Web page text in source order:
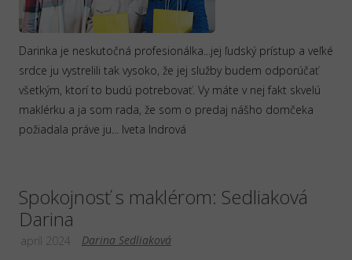
Darinka je neskutočná profesionálka...jej ľudský prístup a veľké
srdce ju vystrelili tak vysoko, že jej služby budem odporúčať
všetkým, ktorí to budú potrebovať. Vy máte v nej fakt skvelú
maklérku a ja som rada, že som o predaj nášho domčeka
požiadala práve ju... Iveta Indrová
Spokojnosť s maklérom: Sedliaková
Darina
Darina Sedliaková
apríl 2024